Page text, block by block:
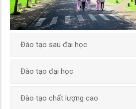
Đào tạo sau đại học
Đào tạo đại học
Đào tạo chất lượng cao